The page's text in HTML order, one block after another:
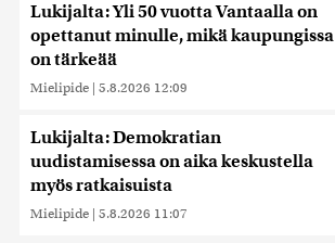
Lukijalta: Yli 50 vuotta Vantaalla on
opettanut minulle, mikä kaupungissa
on tärkeää
Mielipide | 5.8.2026 12:09
Lukijalta: Demokratian
uudistamisessa on aika keskustella
myös ratkaisuista
Mielipide | 5.8.2026 11:07